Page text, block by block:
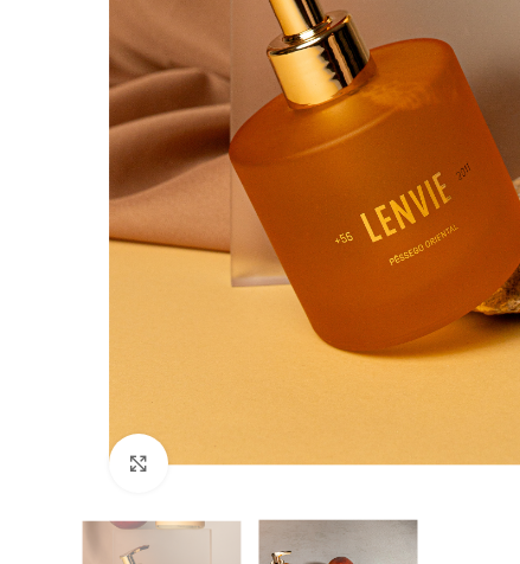
Clique para ampliar